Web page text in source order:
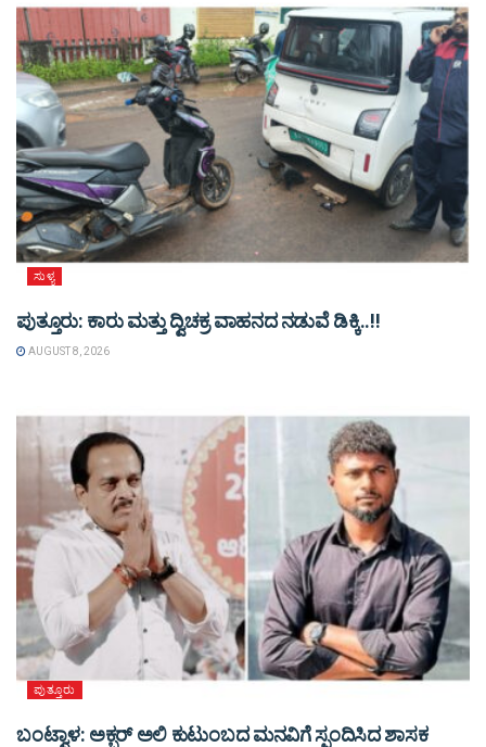
ಸುಳ್ಯ
ಪುತ್ತೂರು: ಕಾರು ಮತ್ತು ದ್ವಿಚಕ್ರ ವಾಹನದ ನಡುವೆ ಡಿಕ್ಕಿ..!!
AUGUST 8, 2026
ಪುತ್ತೂರು
ಬಂಟ್ವಾಳ: ಅಕ್ಬರ್ ಅಲಿ ಕುಟುಂಬದ ಮನವಿಗೆ ಸ್ಪಂದಿಸಿದ ಶಾಸಕ